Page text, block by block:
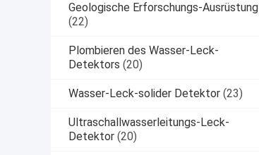
Geologische Erforschungs-Ausrüstung
(22)
Plombieren des Wasser-Leck-
Detektors (20)
Wasser-Leck-solider Detektor (23)
Ultraschallwasserleitungs-Leck-
Detektor (20)